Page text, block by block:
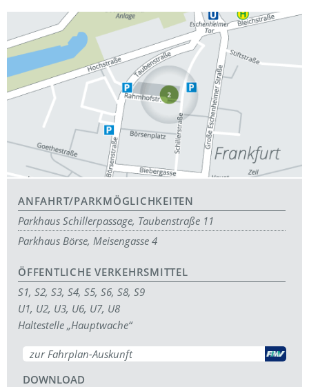
ANFAHRT/PARKMÖGLICHKEITEN
Parkhaus Schillerpassage, Taubenstraße 11
Parkhaus Börse, Meisengasse 4
ÖFFENTLICHE VERKEHRSMITTEL
S1, S2, S3, S4, S5, S6, S8, S9
U1, U2, U3, U6, U7, U8
Haltestelle „Hauptwache“
zur Fahrplan-Auskunft
DOWNLOAD